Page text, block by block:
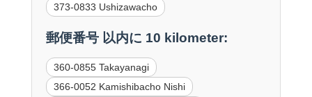
373-0833 Ushizawacho
郵便番号 以内に 10 kilometer:
360-0855 Takayanagi
366-0052 Kamishibacho Nishi